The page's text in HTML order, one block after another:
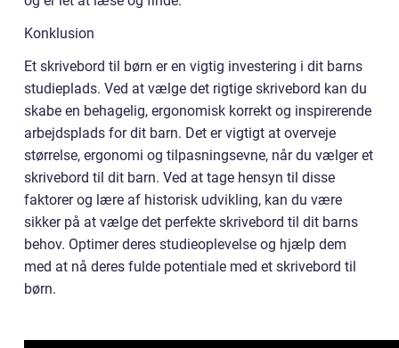
Konklusion
Et skrivebord til børn er en vigtig investering i dit barns
studieplads. Ved at vælge det rigtige skrivebord kan du
skabe en behagelig, ergonomisk korrekt og inspirerende
arbejdsplads for dit barn. Det er vigtigt at overveje
størrelse, ergonomi og tilpasningsevne, når du vælger et
skrivebord til dit barn. Ved at tage hensyn til disse
faktorer og lære af historisk udvikling, kan du være
sikker på at vælge det perfekte skrivebord til dit barns
behov. Optimer deres studieoplevelse og hjælp dem
med at nå deres fulde potentiale med et skrivebord til
børn.